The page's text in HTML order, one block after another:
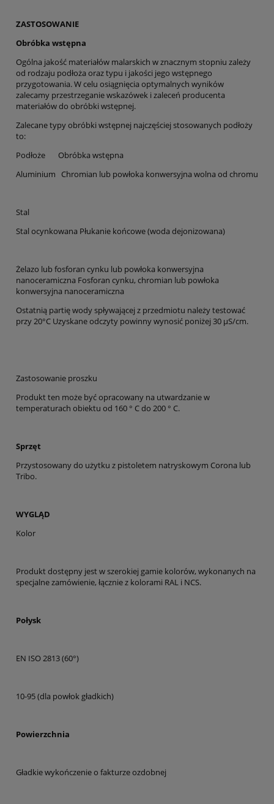
ZASTOSOWANIE
Obróbka wstępna
Ogólna jakość materiałów malarskich w znacznym stopniu zależy
od rodzaju podłoża oraz typu i jakości jego wstępnego
przygotowania. W celu osiągnięcia optymalnych wyników
zalecamy przestrzeganie wskazówek i zaleceń producenta
materiałów do obróbki wstępnej.
Zalecane typy obróbki wstępnej najczęściej stosowanych podłoży
to:
Podłoże Obróbka wstępna
Aluminium Chromian lub powłoka konwersyjna wolna od chromu
Stal
Stal ocynkowana Płukanie końcowe (woda dejonizowana)
Żelazo lub fosforan cynku lub powłoka konwersyjna
nanoceramiczna Fosforan cynku, chromian lub powłoka
konwersyjna nanoceramiczna
Ostatnią partię wody spływającej z przedmiotu należy testować
przy 20°C Uzyskane odczyty powinny wynosić poniżej 30 µS/cm.
Zastosowanie proszku
Produkt ten może być opracowany na utwardzanie w
temperaturach obiektu od 160 ° C do 200 ° C.
Sprzęt
Przystosowany do użytku z pistoletem natryskowym Corona lub
Tribo.
WYGLĄD
Kolor
Produkt dostępny jest w szerokiej gamie kolorów, wykonanych na
specjalne zamówienie, łącznie z kolorami RAL i NCS.
Połysk
EN ISO 2813 (60°)
10-95 (dla powłok gładkich)
Powierzchnia
Gładkie wykończenie o fakturze ozdobnej